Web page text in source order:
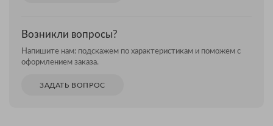
Возникли вопросы?
Напишите нам: подскажем по характеристикам и поможем с
оформлением заказа.
ЗАДАТЬ ВОПРОС